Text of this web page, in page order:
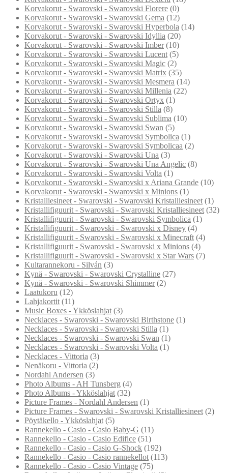
Korvakorut - Swarovski - Swarovski Florere (0)
Korvakorut - Swarovski - Swarovski Gema (12)
Korvakorut - Swarovski - Swarovski Hyperbola (14)
Korvakorut - Swarovski - Swarovski Idyllia (20)
Korvakorut - Swarovski - Swarovski Imber (10)
Korvakorut - Swarovski - Swarovski Lucent (5)
Korvakorut - Swarovski - Swarovski Magic (2)
Korvakorut - Swarovski - Swarovski Matrix (35)
Korvakorut - Swarovski - Swarovski Mesmera (14)
Korvakorut - Swarovski - Swarovski Millenia (22)
Korvakorut - Swarovski - Swarovski Ortyx (1)
Korvakorut - Swarovski - Swarovski Stilla (8)
Korvakorut - Swarovski - Swarovski Sublima (10)
Korvakorut - Swarovski - Swarovski Swan (5)
Korvakorut - Swarovski - Swarovski Symbolica (1)
Korvakorut - Swarovski - Swarovski Symbolicaa (2)
Korvakorut - Swarovski - Swarovski Una (3)
Korvakorut - Swarovski - Swarovski Una Angelic (8)
Korvakorut - Swarovski - Swarovski Volta (1)
Korvakorut - Swarovski - Swarovski x Ariana Grande (10)
Korvakorut - Swarovski - Swarovski x Minions (1)
Kristalliesineet - Swarovski - Swarovski Kristalliesineet (1)
Kristallifiguurit - Swarovski - Swarovski Kristalliesineet (32)
Kristallifiguurit - Swarovski - Swarovski Symbolica (1)
Kristallifiguurit - Swarovski - Swarovski x Disney (4)
Kristallifiguurit - Swarovski - Swarovski x Minecraft (4)
Kristallifiguurit - Swarovski - Swarovski x Minions (4)
Kristallifiguurit - Swarovski - Swarovski x Star Wars (7)
Kultarannekoru - Silván (3)
Kynä - Swarovski - Swarovski Crystalline (27)
Kynä - Swarovski - Swarovski Shimmer (2)
Laatukoru (12)
Lahjakortit (11)
Music Boxes - Ykköslahjat (3)
Necklaces - Swarovski - Swarovski Birthstone (1)
Necklaces - Swarovski - Swarovski Stilla (1)
Necklaces - Swarovski - Swarovski Swan (1)
Necklaces - Swarovski - Swarovski Volta (1)
Necklaces - Vittoria (3)
Nenäkoru - Vittoria (2)
Nordahl Andersen (3)
Photo Albums - AH Tunsberg (4)
Photo Albums - Ykköslahjat (32)
Picture Frames - Nordahl Andersen (1)
Picture Frames - Swarovski - Swarovski Kristalliesineet (2)
Pöytäkello - Ykköslahjat (5)
Rannekello - Casio - Casio Baby-G (11)
Rannekello - Casio - Casio Edifice (51)
Rannekello - Casio - Casio G-Shock (192)
Rannekello - Casio - Casio rannekellot (113)
Rannekello - Casio - Casio Vintage (75)